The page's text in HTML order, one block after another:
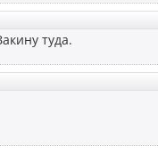
туда.